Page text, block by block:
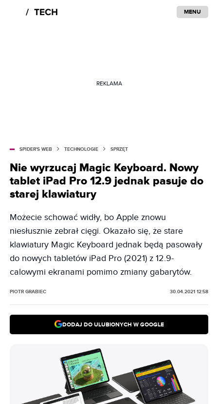
MENU
REKLAMA
SPIDER'S WEB TECHNOLOGIE SPRZĘT
Nie wyrzucaj Magic Keyboard. Nowy
tablet iPad Pro 12.9 jednak pasuje do
starej klawiatury
Możecie schować widły, bo Apple znowu
niesłusznie zebrał cięgi. Okazało się, że stare
klawiatury Magic Keyboard jednak będą pasowały
do nowych tabletów iPad Pro (2021) z 12.9-
calowymi ekranami pomimo zmiany gabarytów.
PIOTR GRABIEC 30.04.2021 12:58
DODAJ DO ULUBIONYCH W GOOGLE